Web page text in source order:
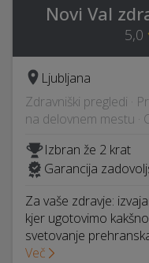
Novi Val
5,0
Ljubljana
Zdravniški pregledi ·
na delovnem mestu ·
Izbran že 2 krat
Garancija
Za vaše zdravje:
kjer ugotovimo
svetovanje
Več